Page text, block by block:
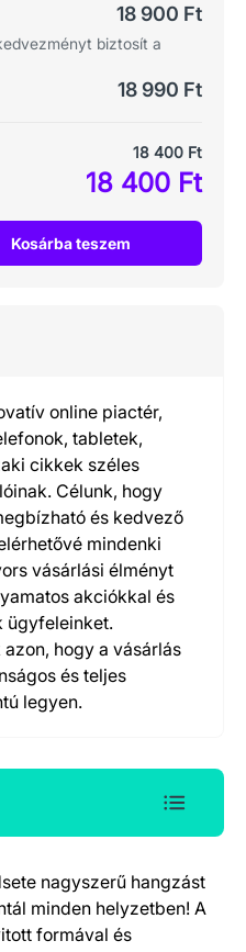
18 900 Ft
biztosít a
18 990 Ft
18 400 Ft
18 400 Ft
Kosárba teszem
online piactér,
tabletek,
cikkek széles
Célunk, hogy
és kedvező
mindenki
vásárlási élményt
akciókkal és
ügyfeleinket.
hogy a vásárlás
és teljes
legyen.
nagyszerű hangzást
minden helyzetben! A
formával és